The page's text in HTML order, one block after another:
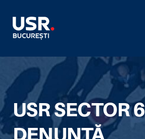
USR SECTOR 6
DENUNȚĂ